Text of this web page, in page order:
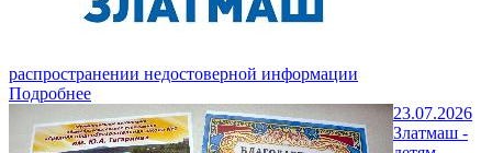
распространении недостоверной информации
Подробнее
23.07.2026
Златмаш -